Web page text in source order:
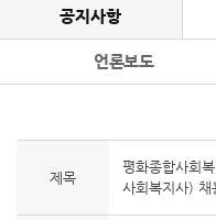
공지사항
언론보도
제목
평화종합사회
사회복지사) 채